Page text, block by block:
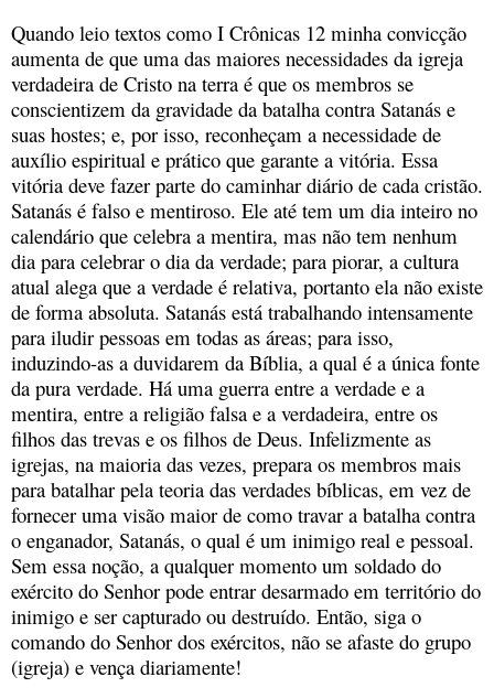
Quando leio textos como I Crônicas 12 minha convicção
aumenta de que uma das maiores necessidades da igreja
verdadeira de Cristo na terra é que os membros se
conscientizem da gravidade da batalha contra Satanás e
suas hostes; e, por isso, reconheçam a necessidade de
auxílio espiritual e prático que garante a vitória. Essa
vitória deve fazer parte do caminhar diário de cada cristão.
Satanás é falso e mentiroso. Ele até tem um dia inteiro no
calendário que celebra a mentira, mas não tem nenhum
dia para celebrar o dia da verdade; para piorar, a cultura
atual alega que a verdade é relativa, portanto ela não existe
de forma absoluta. Satanás está trabalhando intensamente
para iludir pessoas em todas as áreas; para isso,
induzindo-as a duvidarem da Bíblia, a qual é a única fonte
da pura verdade. Há uma guerra entre a verdade e a
mentira, entre a religião falsa e a verdadeira, entre os
filhos das trevas e os filhos de Deus. Infelizmente as
igrejas, na maioria das vezes, prepara os membros mais
para batalhar pela teoria das verdades bíblicas, em vez de
fornecer uma visão maior de como travar a batalha contra
o enganador, Satanás, o qual é um inimigo real e pessoal.
Sem essa noção, a qualquer momento um soldado do
exército do Senhor pode entrar desarmado em território do
inimigo e ser capturado ou destruído. Então, siga o
comando do Senhor dos exércitos, não se afaste do grupo
(igreja) e vença diariamente!